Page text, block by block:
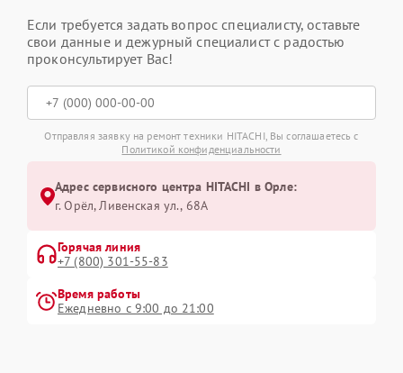
Если требуется задать вопрос специалисту, оставьте
свои данные и дежурный специалист с радостью
проконсультирует Вас!
Отправляя заявку на ремонт техники HITACHI, Вы соглашаетесь с
Политикой конфиденциальности
Адрес сервисного центра HITACHI в Орле:
г. Орёл, Ливенская ул., 68А
Горячая линия
+7 (800) 301-55-83
Время работы
Ежедневно с 9:00 до 21:00